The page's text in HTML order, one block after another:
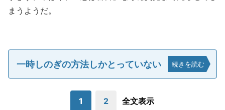
まうようだ。
一時しのぎの方法しかとっていない 続きを読む
1 2 全文表示